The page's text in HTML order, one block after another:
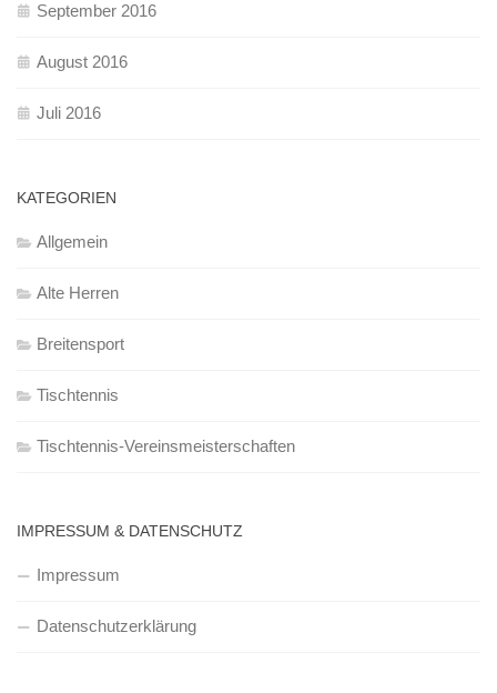
September 2016
August 2016
Juli 2016
KATEGORIEN
Allgemein
Alte Herren
Breitensport
Tischtennis
Tischtennis-Vereinsmeisterschaften
IMPRESSUM & DATENSCHUTZ
Impressum
Datenschutzerklärung